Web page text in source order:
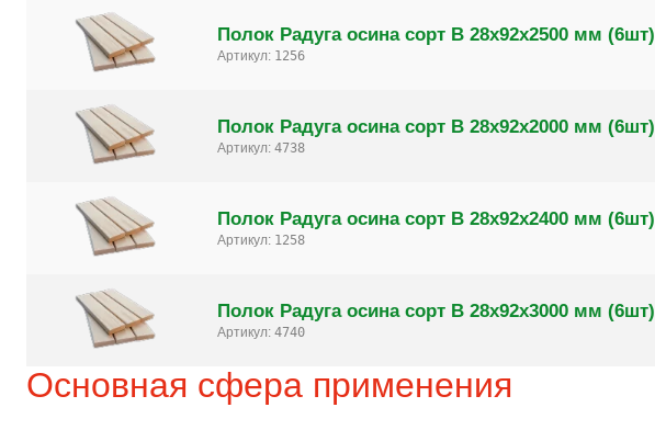
Полок Радуга осина сорт B 28х92х2500 мм (6шт)
Артикул: 1256
Полок Радуга осина сорт B 28х92х2000 мм (6шт)
Артикул: 4738
Полок Радуга осина сорт B 28х92х2400 мм (6шт)
Артикул: 1258
Полок Радуга осина сорт B 28х92х3000 мм (6шт)
Артикул: 4740
Основная сфера применения